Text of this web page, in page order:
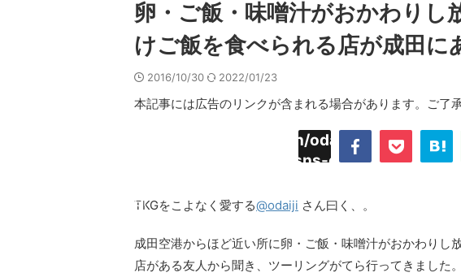
卵・ご飯・味噌汁がおかわりし
けご飯を食べられる店が成田に
2016/10/30 2022/01/23
本記事には広告のリンクが含まれる場合があります。ご了
"Twitter"
/home/daimyoojin/odaiji.com/
content/plugins/sns-count-cache/
TKGをこよなく愛する@odaiji さん曰く、。
成田空港からほど近い所に卵・ご飯・味噌汁がおかわりし
店がある友人から聞き、ツーリングがてら行ってきました